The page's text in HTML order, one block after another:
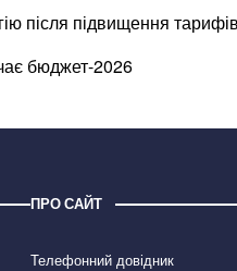
після підвищення
бюджет-2026
ПРО САЙТ
Телефонний довідник